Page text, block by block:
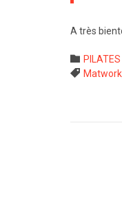
A très
 Category
PILATES
 Tags
Matwork